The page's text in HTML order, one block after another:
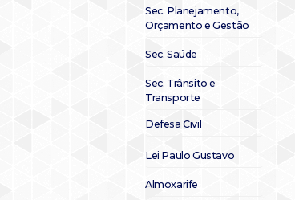
Sec. Planejamento,
Orçamento e Gestão
Sec. Saúde
Sec. Trânsito e
Transporte
Defesa Civil
Lei Paulo Gustavo
Almoxarife